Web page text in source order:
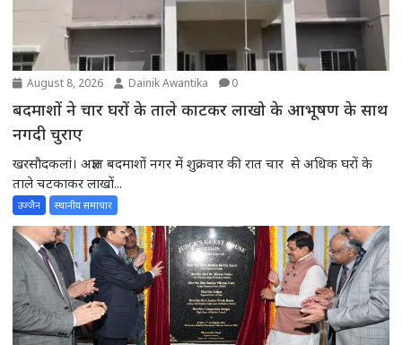
August 8, 2026 Dainik Awantika 0
बदमाशों ने चार घरों के ताले काटकर लाखो के आभूषण के साथ
नगदी चुराए
खरसौदकलां। अज्ञात बदमाशों नगर में शुक्रवार की रात चार से अधिक घरों के
ताले चटकाकर लाखों...
उज्जैन स्थानीय समाचार